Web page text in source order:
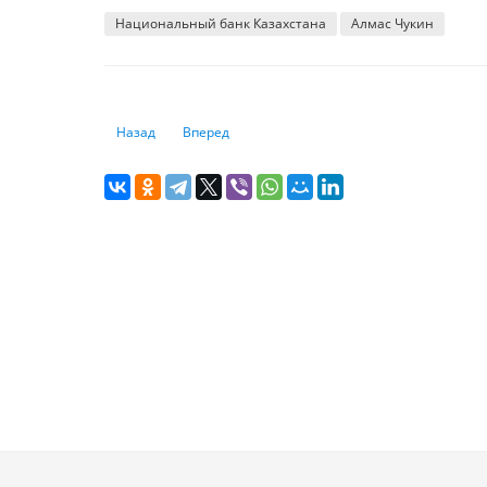
Национальный банк Казахстана Алмас Чукин
Предыдущий: Как действует Умут Шаяхметова в
Назад Следующий: Бинур Жаленов, Нацбанк:
Вперед